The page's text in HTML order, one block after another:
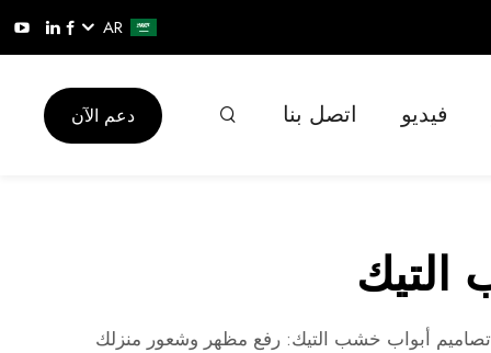
AR
فيديو اتصل بنا دعم الآن
تصاميم أبواب خشب التيك: رفع مظهر وشعور منزلك